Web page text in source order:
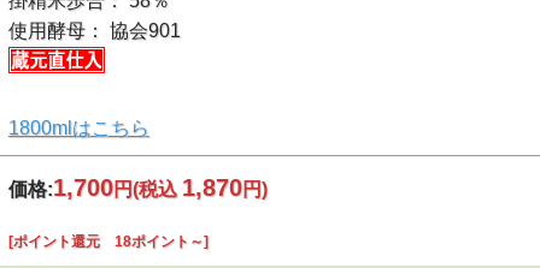
使用酵母： 協会901
1800mlはこちら
価格:1,700円(税込 1,870円)
[ポイント還元 18ポイント～]